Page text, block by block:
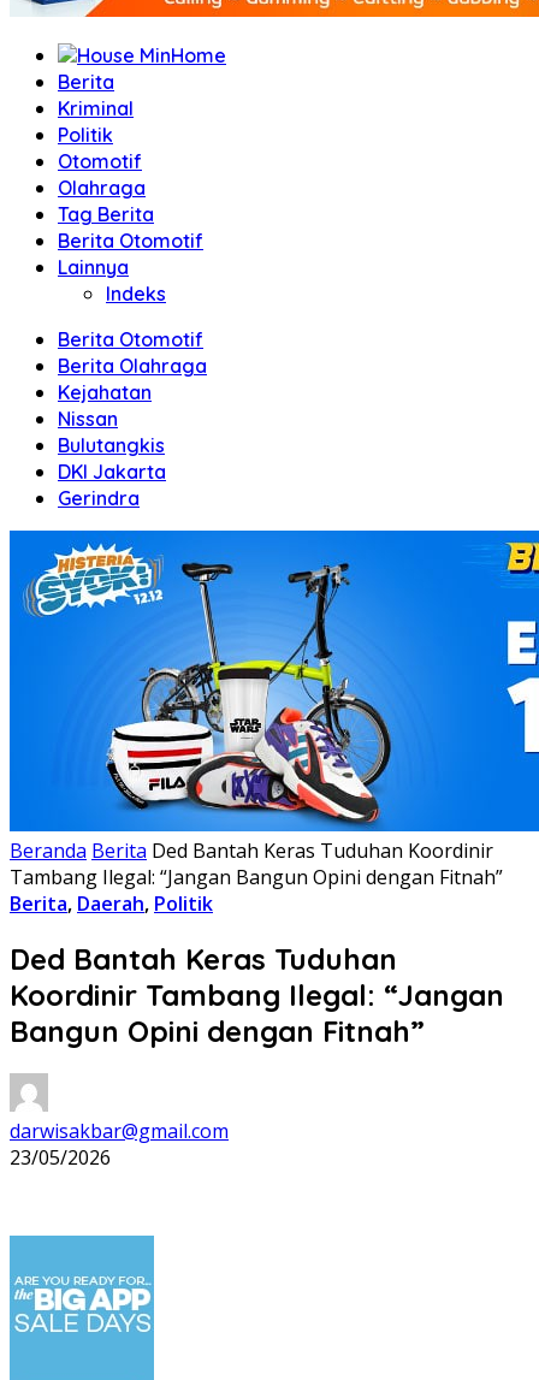
Home
Berita
Kriminal
Politik
Otomotif
Olahraga
Tag Berita
Berita Otomotif
Lainnya
Indeks
Berita Otomotif
Berita Olahraga
Kejahatan
Nissan
Bulutangkis
DKI Jakarta
Gerindra
Beranda Berita Ded Bantah Keras Tuduhan Koordinir
Tambang Ilegal: “Jangan Bangun Opini dengan Fitnah”
Berita, Daerah, Politik
Ded Bantah Keras Tuduhan
Koordinir Tambang Ilegal: “Jangan
Bangun Opini dengan Fitnah”
darwisakbar@gmail.com
23/05/2026